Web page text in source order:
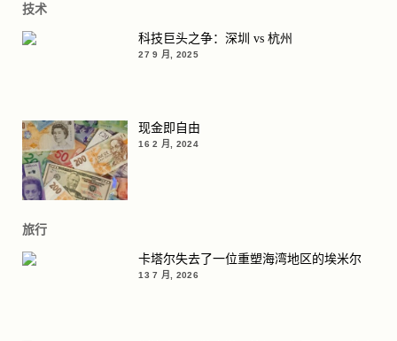
技术
科技巨头之争：深圳 vs 杭州
27 9 月, 2025
现金即自由
16 2 月, 2024
旅行
卡塔尔失去了一位重塑海湾地区的埃米尔
13 7 月, 2026